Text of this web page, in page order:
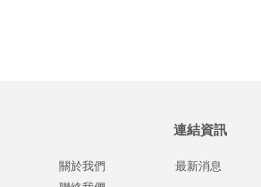
連結資訊
關於我們 最新消息